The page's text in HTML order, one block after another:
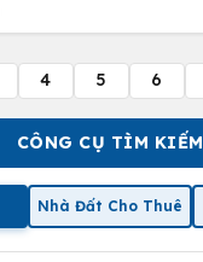
CÔNG CỤ TÌM KIẾM
Nhà Đất Cho Thuê
4 5 6